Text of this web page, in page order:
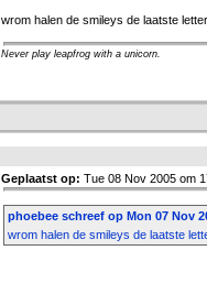
wrom halen de smileys de laatste
Never play leapfrog with a unicorn.
Geplaatst op: Tue 08 Nov 2005 om
phoebee schreef op Mon 07 Nov
wrom halen de smileys de laatste